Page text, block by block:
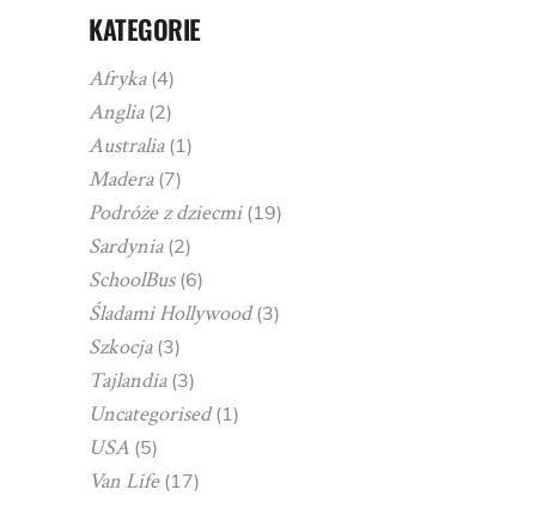
KATEGORIE
Afryka(4)
Anglia(2)
Australia(1)
Madera(7)
Podróże z dziecmi(19)
Sardynia(2)
SchoolBus(6)
Śladami Hollywood(3)
Szkocja(3)
Tajlandia(3)
Uncategorised(1)
USA (5)
Van Life(17)